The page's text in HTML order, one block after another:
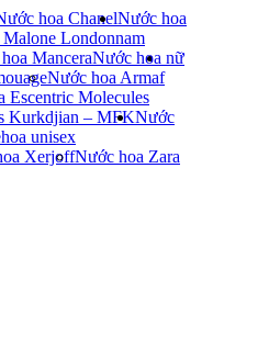
hoa Chanel
London
Mancera
Nước hoa Armaf
Escentric Molecules
Kurkdjian – MFK
XerjoffNước hoa Zara
Nước hoa
nam
Nước hoa nữ
Nước
hoa unisex